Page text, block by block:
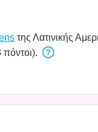
της Λατινικής
πόντοι).